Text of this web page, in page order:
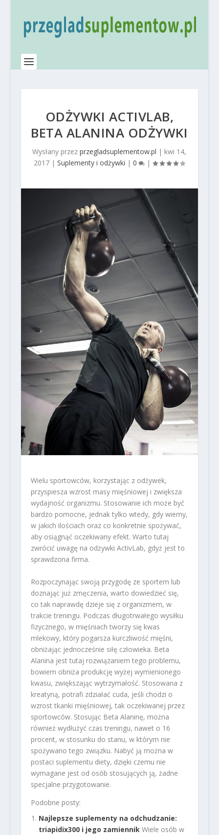
ODŻYWKI ACTIVLAB,
BETA ALANINA ODŻYWKI
Wysłany przezprzegladsuplementow.pl | kwi 14,
2017 |Suplementy i odżywki |0 |
Wielu sportowców, korzystając z odżywek,
przyspiesza wzrost masy mięśniowej i zwiększa
wydajność organizmu. Stosowanie ich może być
bardzo pomocne, jednak tylko wtedy, gdy wiemy,
w jakich ilościach oraz co konkretnie spożywać,
aby osiągnąć oczekiwany efekt. Warto tutaj
zwrócić uwagę na odżywki ActivLab, gdyż jest to
sprawdzona firma.
Rozpoczynając swoją przygodę ze sportem lub
doznając już zmęczenia, warto dowiedzieć się,
co tak naprawdę dzieje się z organizmem, w
trakcie treningu. Podczas długotrwałego wysiłku
fizycznego, w mięśniach tworzy się kwas
mlekowy, który pogarsza kurczliwość mięśni,
obniżając jednocześnie siłę człowieka. Beta
Alanina jest tutaj rozwiązaniem tego problemu,
bowiem obniża produkcję wyżej wymienionego
kwasu, zwiększając wytrzymałość. Stosowana z
kreatyną, potrafi zdziałać cuda, jeśli chodzi o
wzrost tkanki mięśniowej, tak oczekiwanej przez
sportowców. Stosując Beta Alaninę, można
również wydłużyć czas treningu, nawet o 16
procent, w stosunku do stanu, w którym nie
spożywano tego związku. Nabyć ją można w
postaci suplementu diety, dzięki czemu nie
wymagane jest od osób stosujących ją, żadne
specjalne przygotowanie.
Podobne posty:
Najlepsze suplementy na odchudzanie:
triapidix300 i jego zamiennik Wiele osób w